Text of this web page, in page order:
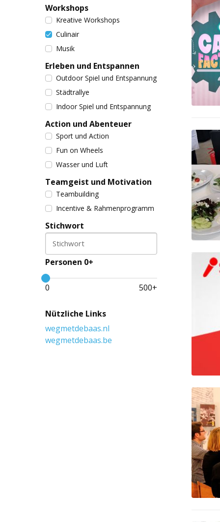
Workshops
Kreative Workshops
Culinair
Musik
Erleben und Entspannen
Outdoor Spiel und Entspannung
Städtrallye
Indoor Spiel und Entspannung
Action und Abenteuer
Sport und Action
Fun on Wheels
Wasser und Luft
Teamgeist und Motivation
Teambuilding
Incentive & Rahmenprogramm
Stichwort
Stichwort
Personen 0+
0 500+
Nützliche Links
wegmetdebaas.nl
wegmetdebaas.be